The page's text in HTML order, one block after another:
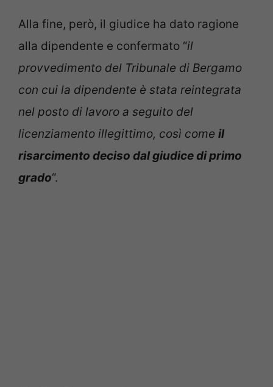
Alla fine, però, il giudice ha dato ragione
alla dipendente e confermato “il
provvedimento del Tribunale di Bergamo
con cui la dipendente è stata reintegrata
nel posto di lavoro a seguito del
licenziamento illegittimo, così come il
risarcimento deciso dal giudice di primo
grado“.